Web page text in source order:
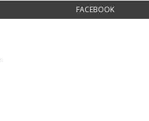
FACEBOOK